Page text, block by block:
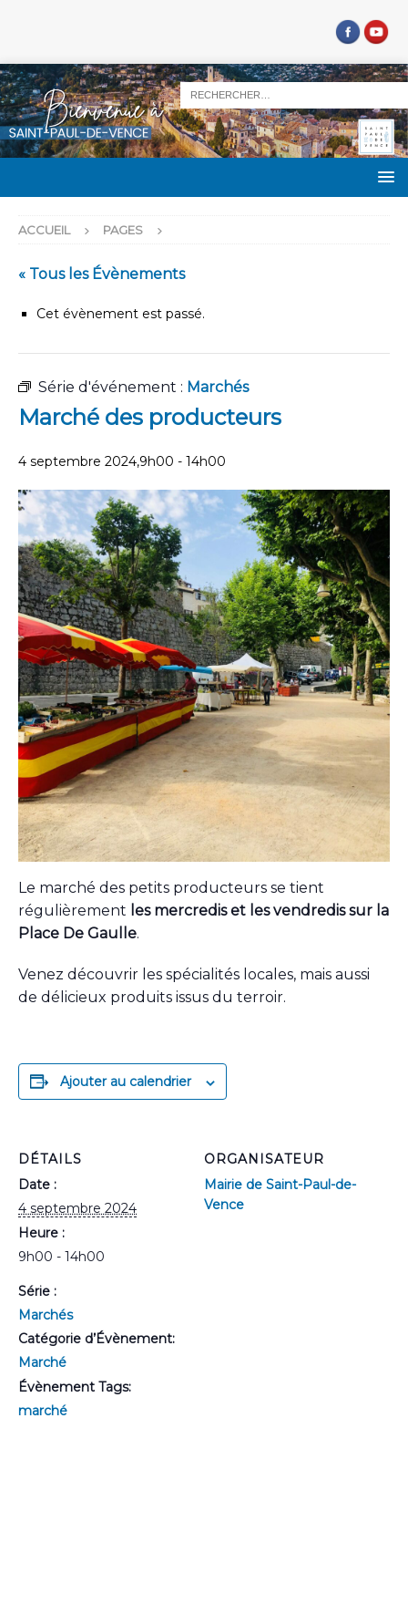
ACCUEIL PAGES
« Tous les Évènements
Cet évènement est passé.
Série d'événement : Marchés
Marché des producteurs
4 septembre 2024,9h00 - 14h00
Le marché des petits producteurs se tient
régulièrement les mercredis et les vendredis sur la
Place De Gaulle.
Venez découvrir les spécialités locales, mais aussi
de délicieux produits issus du terroir.
Ajouter au calendrier
DÉTAILS
Date :
4 septembre 2024
Heure :
9h00 - 14h00
Série :
Marchés
Catégorie d’Évènement:
Marché
Évènement Tags:
marché
ORGANISATEUR
Mairie de Saint-Paul-de-
Vence